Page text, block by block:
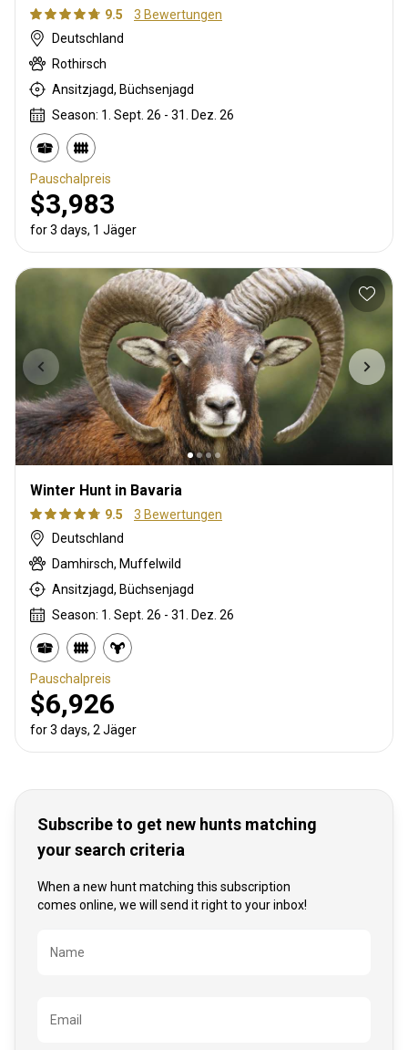
9.5
3 Bewertungen
Deutschland
Rothirsch
Ansitzjagd, Büchsenjagd
Season: 1. Sept. 26 - 31. Dez. 26
Pauschalpreis
$3,983
for 3 days, 1 Jäger
Winter Hunt in Bavaria
9.5
3 Bewertungen
Deutschland
Damhirsch, Muffelwild
Ansitzjagd, Büchsenjagd
Season: 1. Sept. 26 - 31. Dez. 26
Pauschalpreis
$6,926
for 3 days, 2 Jäger
Subscribe to get new hunts matching
your search criteria
When a new hunt matching this subscription
comes online, we will send it right to your inbox!
Bezeichnung
Name
Email